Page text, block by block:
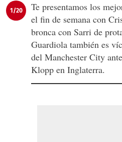
1/20
Te presentamos los
el fin de semana con
bronca con Sarri de
Guardiola también es
del Manchester City
Klopp en Inglaterra.